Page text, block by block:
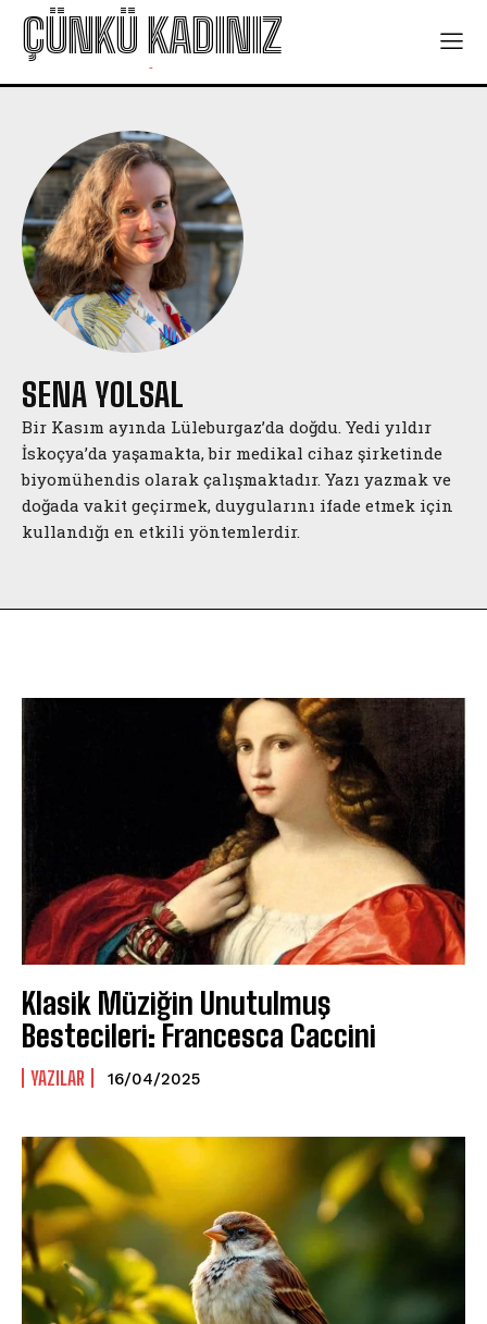
ÇÜNKÜ KADINIZ
-
SENA YOLSAL
Bir Kasım ayında Lüleburgaz’da doğdu. Yedi yıldır
İskoçya’da yaşamakta, bir medikal cihaz şirketinde
biyomühendis olarak çalışmaktadır. Yazı yazmak ve
doğada vakit geçirmek, duygularını ifade etmek için
kullandığı en etkili yöntemlerdir.
Klasik Müziğin Unutulmuş
Bestecileri: Francesca Caccini
YAZILAR 16/04/2025